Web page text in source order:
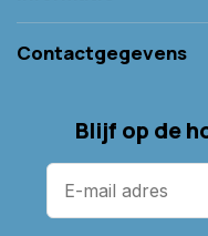
Contactgegevens
Blijf op de